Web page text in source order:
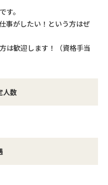
す。
事がしたい！という方はぜ
は歓迎します！（資格手当
人数